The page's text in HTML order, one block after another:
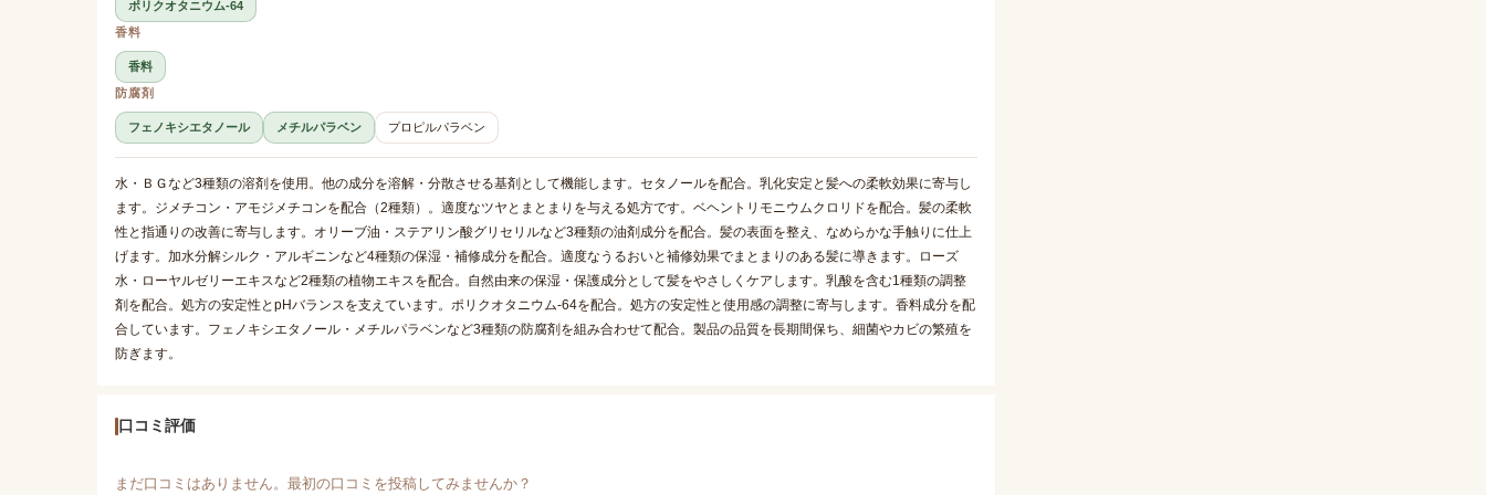
ポリクオタニウム-64
香料
香料
防腐剤
フェノキシエタノール メチルパラベン プロピルパラベン
水・ＢＧなど3種類の溶剤を使用。他の成分を溶解・分散させる基剤として機能します。セタノールを配合。乳化安定と髪への柔軟効果に寄与し
ます。ジメチコン・アモジメチコンを配合（2種類）。適度なツヤとまとまりを与える処方です。ベヘントリモニウムクロリドを配合。髪の柔軟
性と指通りの改善に寄与します。オリーブ油・ステアリン酸グリセリルなど3種類の油剤成分を配合。髪の表面を整え、なめらかな手触りに仕上
げます。加水分解シルク・アルギニンなど4種類の保湿・補修成分を配合。適度なうるおいと補修効果でまとまりのある髪に導きます。ローズ
水・ローヤルゼリーエキスなど2種類の植物エキスを配合。自然由来の保湿・保護成分として髪をやさしくケアします。乳酸を含む1種類の調整
剤を配合。処方の安定性とpHバランスを支えています。ポリクオタニウム-64を配合。処方の安定性と使用感の調整に寄与します。香料成分を配
合しています。フェノキシエタノール・メチルパラベンなど3種類の防腐剤を組み合わせて配合。製品の品質を長期間保ち、細菌やカビの繁殖を
防ぎます。
口コミ評価
まだ口コミはありません。最初の口コミを投稿してみませんか？